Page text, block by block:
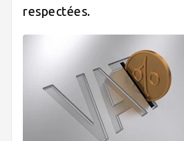
respectées.